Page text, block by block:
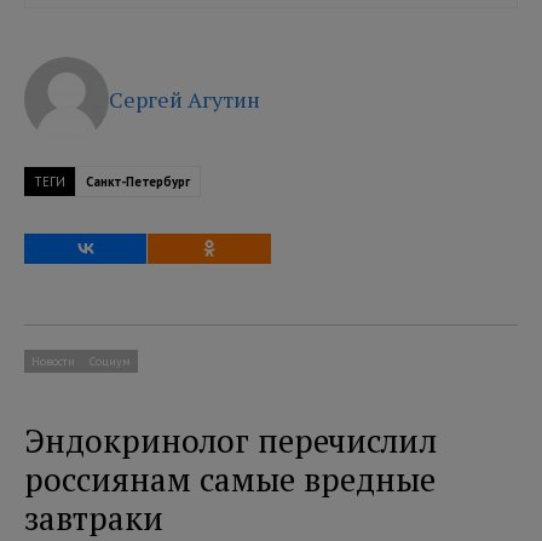
Сергей Агутин
ТЕГИ Санкт-Петербург
Новости Социум
Эндокринолог перечислил
россиянам самые вредные
завтраки